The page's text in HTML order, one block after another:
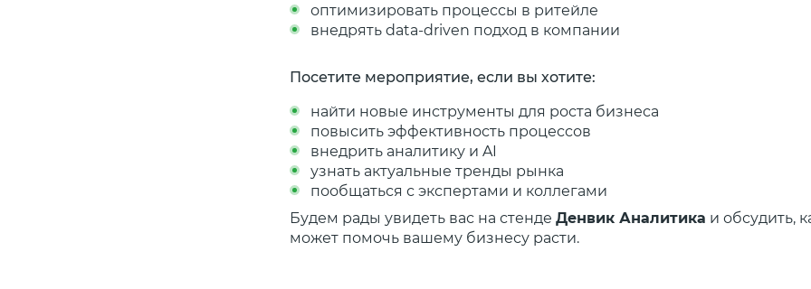
оптимизировать процессы в ритейле
внедрять data-driven подход в компании
Посетите мероприятие, если вы хотите:
найти новые инструменты для роста бизнеса
повысить эффективность процессов
внедрить аналитику и AI
узнать актуальные тренды рынка
пообщаться с экспертами и коллегами
Будем рады увидеть вас на стенде Денвик Аналитика и обсудить,
может помочь вашему бизнесу расти.